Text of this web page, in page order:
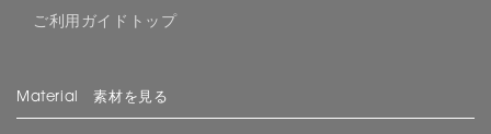
ご利用ガイドトップ
Material 素材を見る